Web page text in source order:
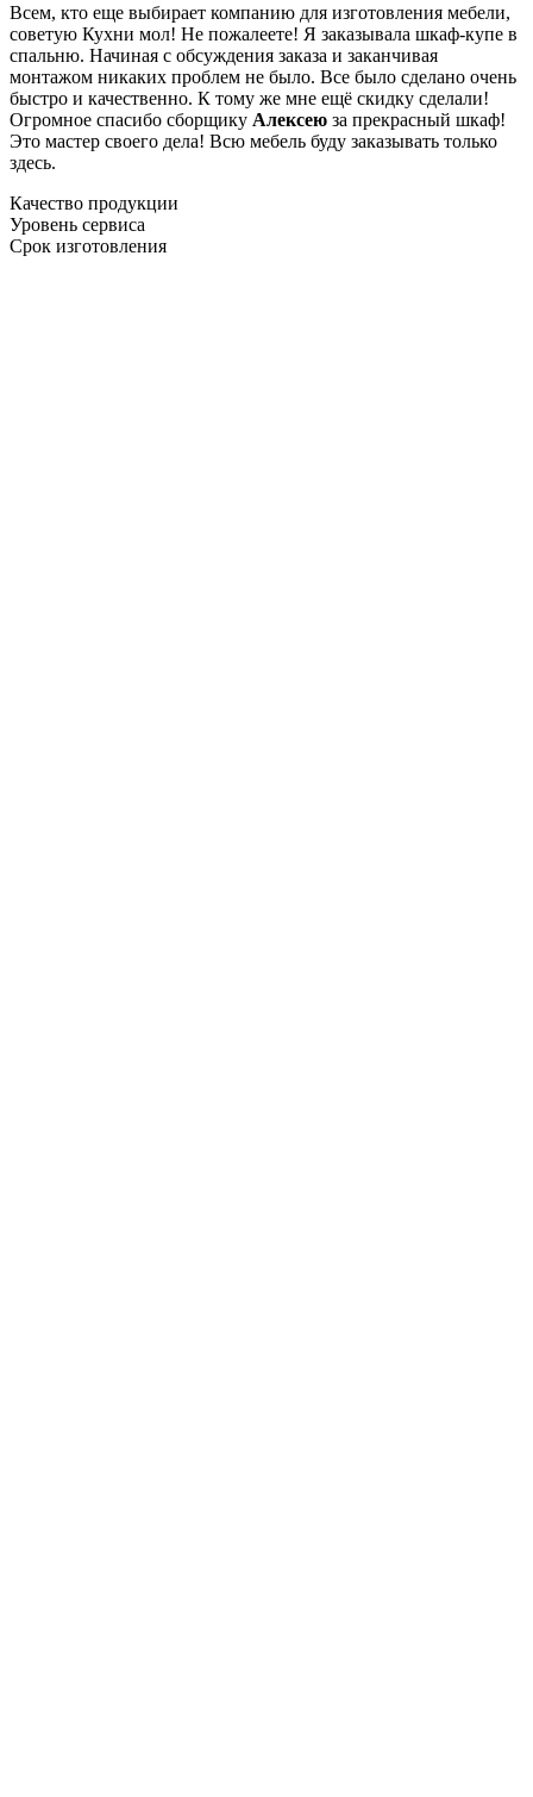
Всем, кто еще выбирает компанию для изготовления мебели,
советую Кухни мол! Не пожалеете! Я заказывала шкаф-купе в
спальню. Начиная с обсуждения заказа и заканчивая
монтажом никаких проблем не было. Все было сделано очень
быстро и качественно. К тому же мне ещё скидку сделали!
Огромное спасибо сборщику Алексею за прекрасный шкаф!
Это мастер своего дела! Всю мебель буду заказывать только
здесь.
Качество продукции
Уровень сервиса
Срок изготовления